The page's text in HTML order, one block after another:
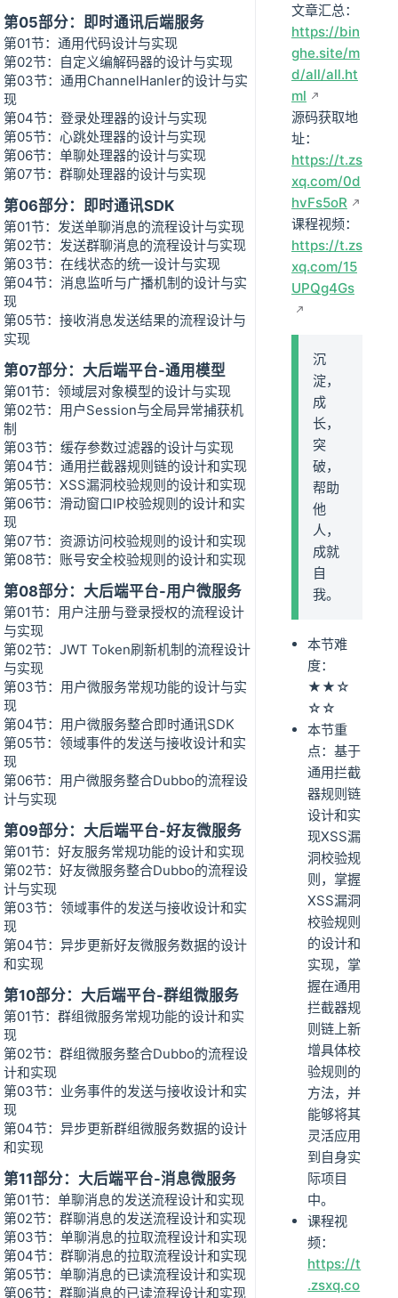
第05部分：即时通讯后端服务
第01节：通用代码设计与实现
第02节：自定义编解码器的设计与实现
第03节：通用ChannelHanler的设计与实
现
第04节：登录处理器的设计与实现
第05节：心跳处理器的设计与实现
第06节：单聊处理器的设计与实现
第07节：群聊处理器的设计与实现
第06部分：即时通讯SDK
第01节：发送单聊消息的流程设计与实现
第02节：发送群聊消息的流程设计与实现
第03节：在线状态的统一设计与实现
第04节：消息监听与广播机制的设计与实
现
第05节：接收消息发送结果的流程设计与
实现
第07部分：大后端平台-通用模型
第01节：领域层对象模型的设计与实现
第02节：用户Session与全局异常捕获机
制
第03节：缓存参数过滤器的设计与实现
第04节：通用拦截器规则链的设计和实现
第05节：XSS漏洞校验规则的设计和实现
第06节：滑动窗口IP校验规则的设计和实
现
第07节：资源访问校验规则的设计和实现
第08节：账号安全校验规则的设计和实现
第08部分：大后端平台-用户微服务
第01节：用户注册与登录授权的流程设计
与实现
第02节：JWT Token刷新机制的流程设计
与实现
第03节：用户微服务常规功能的设计与实
现
第04节：用户微服务整合即时通讯SDK
第05节：领域事件的发送与接收设计和实
现
第06节：用户微服务整合Dubbo的流程设
计与实现
第09部分：大后端平台-好友微服务
第01节：好友服务常规功能的设计和实现
第02节：好友微服务整合Dubbo的流程设
计与实现
第03节：领域事件的发送与接收设计和实
现
第04节：异步更新好友微服务数据的设计
和实现
第10部分：大后端平台-群组微服务
第01节：群组微服务常规功能的设计和实
现
第02节：群组微服务整合Dubbo的流程设
计和实现
第03节：业务事件的发送与接收设计和实
现
第04节：异步更新群组微服务数据的设计
和实现
第11部分：大后端平台-消息微服务
第01节：单聊消息的发送流程设计和实现
第02节：群聊消息的发送流程设计和实现
第03节：单聊消息的拉取流程设计和实现
第04节：群聊消息的拉取流程设计和实现
第05节：单聊消息的已读流程设计和实现
第06节：群聊消息的已读流程设计和实现
文章汇总：
https://bin
ghe.site/m
d/all/all.ht
ml
源码获取地
址：
https://t.zs
xq.com/0d
hvFs5oR
课程视频：
https://t.zs
xq.com/15
UPQg4Gs
沉
淀，
成
长，
突
破，
帮助
他
人，
成就
自
我。
本节难
度：
★★☆
☆☆
本节重
点：基于
通用拦截
器规则链
设计和实
现XSS漏
洞校验规
则，掌握
XSS漏洞
校验规则
的设计和
实现，掌
握在通用
拦截器规
则链上新
增具体校
验规则的
方法，并
能够将其
灵活应用
到自身实
际项目
中。
课程视
频：
https://t
.zsxq.co